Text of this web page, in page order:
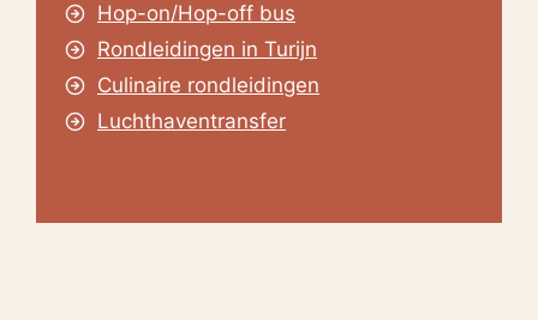
Hop-on/Hop-off bus
Rondleidingen in Turijn
Culinaire rondleidingen
Luchthaventransfer